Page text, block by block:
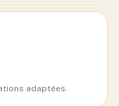
adaptées.